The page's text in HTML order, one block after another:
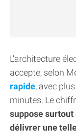
L'architecture
accepte, selon
rapide, avec
minutes. Le
suppose surtout
délivrer une